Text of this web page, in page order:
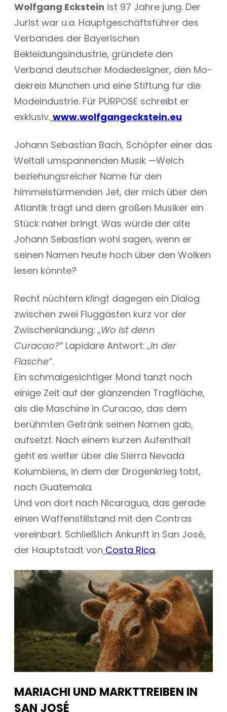
Wolfgang Eckstein ist 97 Jahre jung. Der
Jurist war u.a. Hauptgeschäftsführer des
Verbandes der Bayerischen
Bekleidungsindustrie, gründete den
Verband deut­scher Mo­de­desig­ner, den Mo­
de­kreis München und eine Stif­tung für die
Modeindustrie. Für PURPOSE schreibt er
exklusiv. www.wolfgangeckstein.eu
Johann Sebastian Bach, Schöpfer einer das
Weltall umspannenden Musik —Welch
beziehungsreicher Name für den
himmelstürmenden Jet, der mich über den
Atlantik trägt und dem großen Musiker ein
Stück näher bringt. Was würde der alte
Johann Sebastian wohl sagen, wenn er
seinen Namen heute hoch über den Wolken
lesen könnte?
Recht nüchtern klingt dagegen ein Dialog
zwischen zwei Fluggästen kurz vor der
Zwischenlandung:„Wo ist denn
Curacao?“Lapidare Antwort:„In der
Flasche“.
Ein schmalgesichtiger Mond tanzt noch
einige Zeit auf der glänzenden Tragfläche,
als die Maschine in Curacao, das dem
berühmten Getränk seinen Namen gab,
aufsetzt. Nach einem kurzen Aufenthalt
geht es weiter über die Sierra Nevada
Kolumbiens, in dem der Drogenkrieg tobt,
nach Guatemala.
Und von dort nach Nicaragua, das gerade
einen Waffenstillstand mit den Contras
vereinbart. Schließlich Ankunft in San José,
der Hauptstadt von Costa Rica.
MARIACHI UND MARKTTREIBEN IN
SAN JOSÉ